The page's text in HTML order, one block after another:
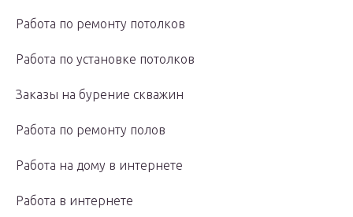
Работа по ремонту потолков
Работа по установке потолков
Заказы на бурение скважин
Работа по ремонту полов
Работа на дому в интернете
Работа в интернете